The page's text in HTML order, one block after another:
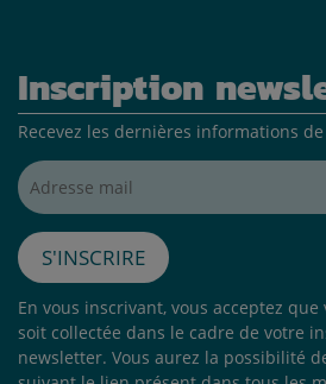
Inscription
Recevez les dernières informations
Adresse mail*
S'inscrire
En vous inscrivant, vous acceptez
soit collectée dans le cadre de votre
newsletter. Vous aurez la possibilité